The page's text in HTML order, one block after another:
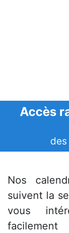
Accès
Nos
suivent la
vous